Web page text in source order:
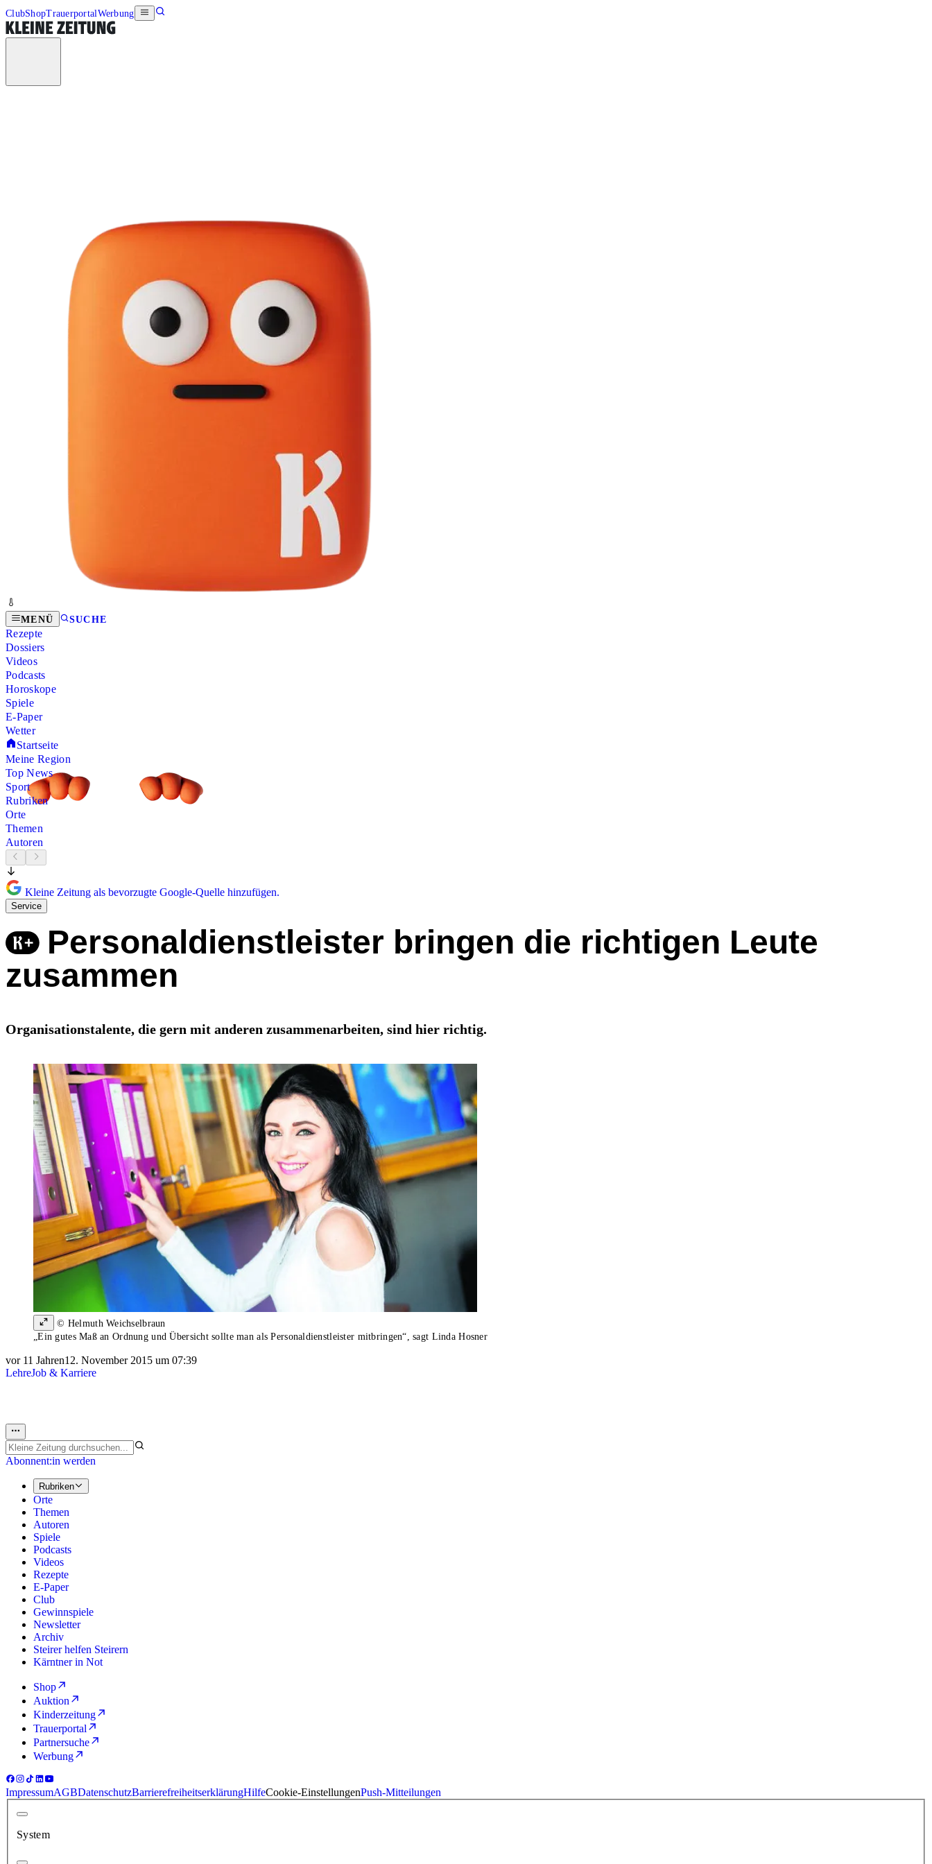
ClubShopTrauerportalWerbung
MENÜ SUCHE
Rezepte
Dossiers
Videos
Podcasts
Horoskope
Spiele
E-Paper
Wetter
Startseite
Meine Region
Top News
Sport
Rubriken
Orte
Themen
Autoren
Kleine Zeitung als bevorzugte Google-Quelle hinzufügen.
Service
Personaldienstleister bringen die richtigen Leute
zusammen
Organisationstalente, die gern mit anderen zusammenarbeiten, sind hier richtig.
© Helmuth Weichselbraun
„Ein gutes Maß an Ordnung und Übersicht sollte man als Personaldienstleister mitbringen“, sagt Linda Hosner
vor 11 Jahren12. November 2015 um 07:39
LehreJob & Karriere
Abonnent:in werden
Rubriken
Orte
Themen
Autoren
Spiele
Podcasts
Videos
Rezepte
E-Paper
Club
Gewinnspiele
Newsletter
Archiv
Steirer helfen Steirern
Kärntner in Not
Shop
Auktion
Kinderzeitung
Trauerportal
Partnersuche
Werbung
ImpressumAGBDatenschutzBarrierefreiheitserklärungHilfeCookie-EinstellungenPush-Mitteilungen
System